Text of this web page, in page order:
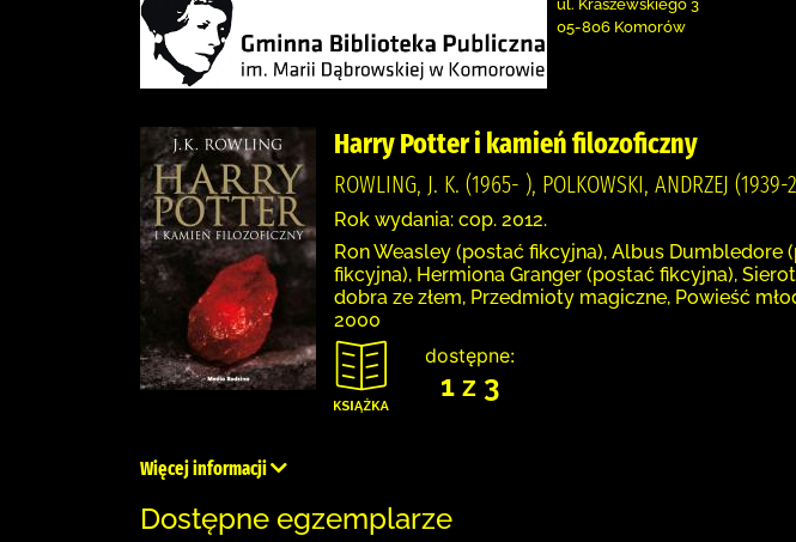
ul. Kraszewskiego 3
05-806 Komorów
Harry Potter i kamień filozoficzny
ROWLING, J. K. (1965- ), POLKOWSKI, ANDRZEJ
Rok wydania: cop. 2012.
Ron Weasley (postać fikcyjna), Albus
fikcyjna), Hermiona Granger (postać fikcyjna),
dobra ze złem, Przedmioty magiczne, Powieść
2000
dostępne:
1 z 3
Więcej informacji
Dostępne egzemplarze